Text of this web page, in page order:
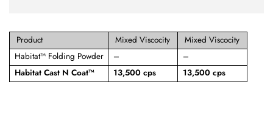
Product Mixed Viscocity
Mixed Viscocity
Habitat™ Folding Powder
–
–
Habitat Cast N Coat™
13,500 cps 13,500 cps